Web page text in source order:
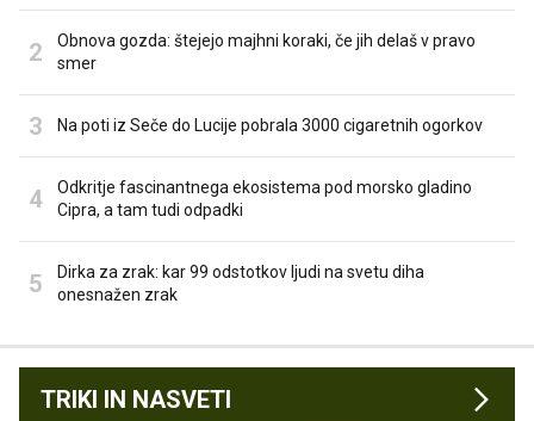
Obnova gozda: štejejo majhni koraki, če jih delaš v pravo
smer
Na poti iz Seče do Lucije pobrala 3000 cigaretnih ogorkov
Odkritje fascinantnega ekosistema pod morsko gladino
Cipra, a tam tudi odpadki
Dirka za zrak: kar 99 odstotkov ljudi na svetu diha
onesnažen zrak
TRIKI IN NASVETI